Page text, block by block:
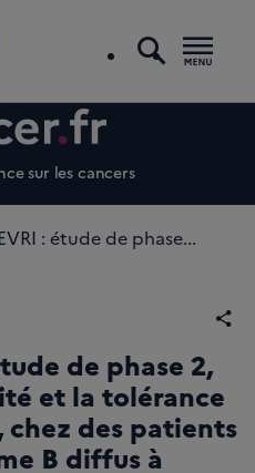
sur les cancers
: étude de phase...
de phase 2,
et la tolérance
chez des patients
B diffus à